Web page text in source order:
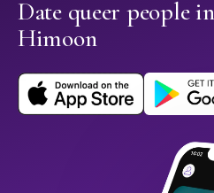
Date queer people
Himoon